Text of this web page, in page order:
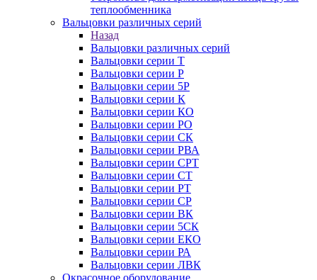
теплообменника
Вальцовки различных серий
Назад
Вальцовки различных серий
Вальцовки серии Т
Вальцовки серии Р
Вальцовки серии 5Р
Вальцовки серии К
Вальцовки серии КО
Вальцовки серии РО
Вальцовки серии СК
Вальцовки серии РВА
Вальцовки серии СРТ
Вальцовки серии СТ
Вальцовки серии РТ
Вальцовки серии СР
Вальцовки серии ВК
Вальцовки серии 5СК
Вальцовки серии ЕКО
Вальцовки серии РА
Вальцовки серии ЛВК
Окрасочное оборудование